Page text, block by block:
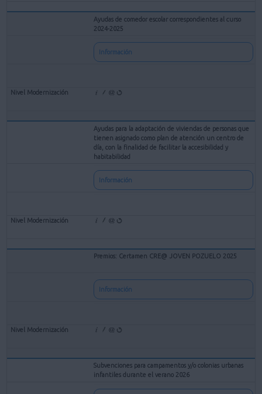
Ayudas de comedor escolar correspondientes al curso
2024-2025
Información
Ayudas para la adaptación de viviendas de personas que
tienen asignado como plan de atención un centro de
día, con la finalidad de facilitar la accesibilidad y
habitabilidad
Información
Premios: Certamen CRE@ JOVEN POZUELO 2025
Información
Subvenciones para campamentos y/o colonias urbanas
infantiles durante el verano 2026